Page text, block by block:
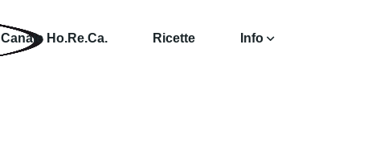
Canale Ho.Re.Ca. Ricette Info